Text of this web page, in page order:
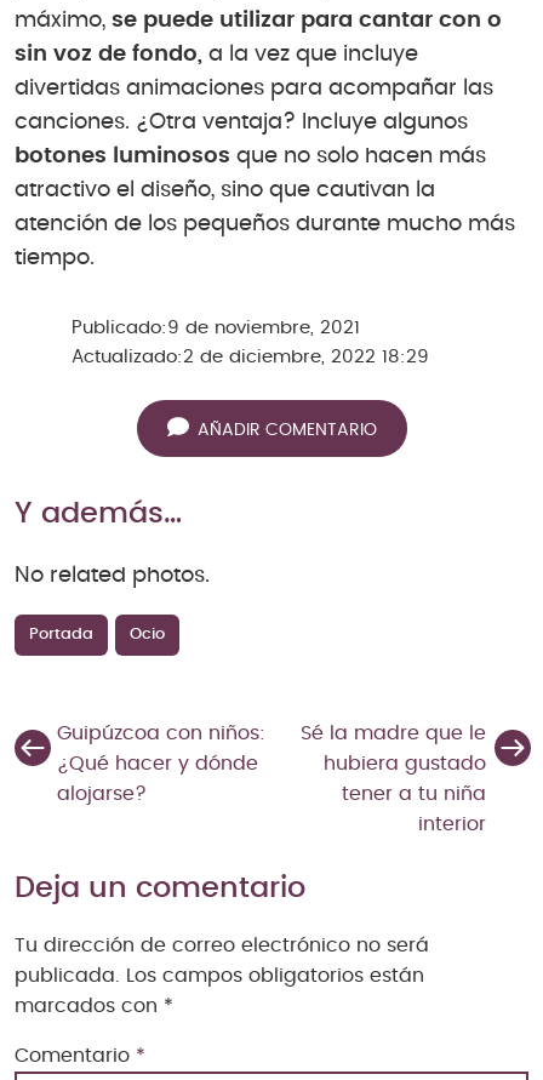
máximo, se puede utilizar para cantar con o
sin voz de fondo, a la vez que incluye
divertidas animaciones para acompañar las
canciones. ¿Otra ventaja? Incluye algunos
botones luminosos que no solo hacen más
atractivo el diseño, sino que cautivan la
atención de los pequeños durante mucho más
tiempo.
Publicado: 9 de noviembre, 2021
Actualizado:2 de diciembre, 2022 18:29
AÑADIR COMENTARIO
Y además…
No related photos.
Portada Ocio
Guipúzcoa con niños:
¿Qué hacer y dónde
alojarse?
Sé la madre que le
hubiera gustado
tener a tu niña
interior
Deja un comentario
Tu dirección de correo electrónico no será
publicada.
Los campos obligatorios están
marcados con *
Comentario *